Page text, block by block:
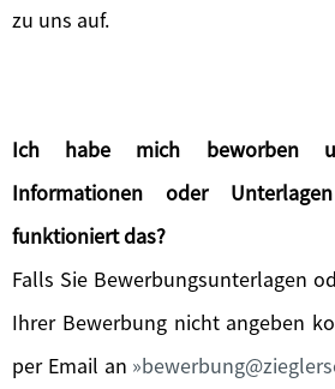
zu uns auf.
Ich habe mich beworben
Informationen oder
funktioniert das?
Falls Sie Bewerbungsunterlagen
Ihrer Bewerbung nicht angeben
per Email an